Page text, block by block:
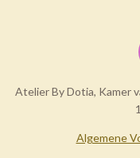
Atelier By Dotia, Kamer
Algemene